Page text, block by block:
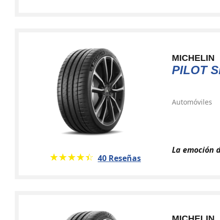
MICHELIN
PILOT
Automóviles
★★★★★
☆☆☆☆☆ 40 Reseñas
La emoción